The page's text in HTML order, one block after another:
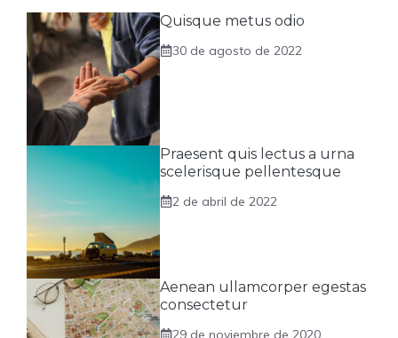
Quisque metus odio
30 de agosto de 2022
Praesent quis lectus a urna
scelerisque pellentesque
2 de abril de 2022
Aenean ullamcorper egestas
consectetur
29 de noviembre de 2020